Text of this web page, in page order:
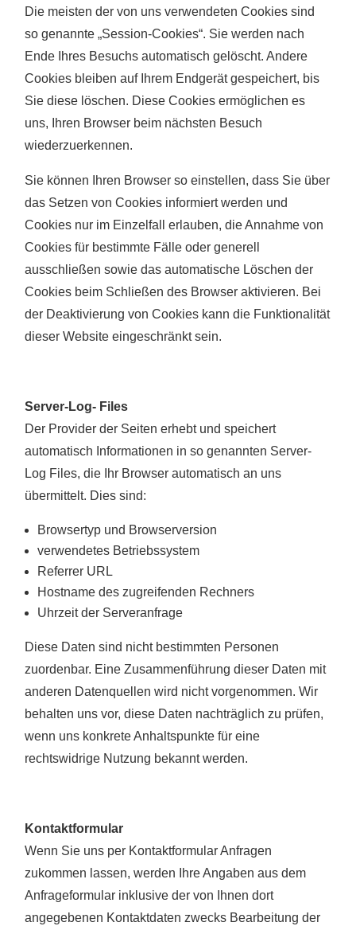
Die meisten der von uns verwendeten Cookies sind
so genannte „Session-Cookies“. Sie werden nach
Ende Ihres Besuchs automatisch gelöscht. Andere
Cookies bleiben auf Ihrem Endgerät gespeichert, bis
Sie diese löschen. Diese Cookies ermöglichen es
uns, Ihren Browser beim nächsten Besuch
wiederzuerkennen.
Sie können Ihren Browser so einstellen, dass Sie über
das Setzen von Cookies informiert werden und
Cookies nur im Einzelfall erlauben, die Annahme von
Cookies für bestimmte Fälle oder generell
ausschließen sowie das automatische Löschen der
Cookies beim Schließen des Browser aktivieren. Bei
der Deaktivierung von Cookies kann die Funktionalität
dieser Website eingeschränkt sein.
Server-Log- Files
Der Provider der Seiten erhebt und speichert
automatisch Informationen in so genannten Server-
Log Files, die Ihr Browser automatisch an uns
übermittelt. Dies sind:
Browsertyp und Browserversion
verwendetes Betriebssystem
Referrer URL
Hostname des zugreifenden Rechners
Uhrzeit der Serveranfrage
Diese Daten sind nicht bestimmten Personen
zuordenbar. Eine Zusammenführung dieser Daten mit
anderen Datenquellen wird nicht vorgenommen. Wir
behalten uns vor, diese Daten nachträglich zu prüfen,
wenn uns konkrete Anhaltspunkte für eine
rechtswidrige Nutzung bekannt werden.
Kontaktformular
Wenn Sie uns per Kontaktformular Anfragen
zukommen lassen, werden Ihre Angaben aus dem
Anfrageformular inklusive der von Ihnen dort
angegebenen Kontaktdaten zwecks Bearbeitung der